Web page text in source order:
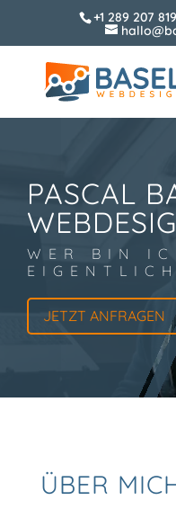
+1 289 207
PASCAL
WER BIN
JETZT ANFRAGEN
ÜBER